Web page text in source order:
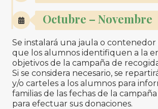
Octubre – Novembre
Se instalará una jaula o
que los alumnos identifiquen a la
objetivos de la campaña de
Si se considera necesario, se
y/o carteles a los alumnos para
familias de las fechas de la
para efectuar sus donaciones.